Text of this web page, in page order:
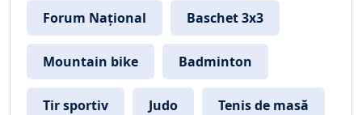
Forum Național Baschet 3x3
Mountain bike Badminton
Tir sportiv Judo Tenis de masă